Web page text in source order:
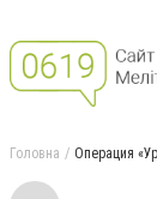
Головна Операция